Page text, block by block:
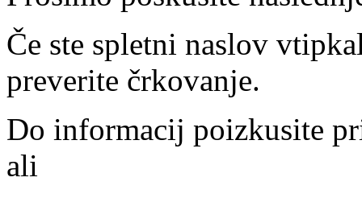
Če ste spletni naslov
preverite črkovanje.
Do informacij poizkusite
ali